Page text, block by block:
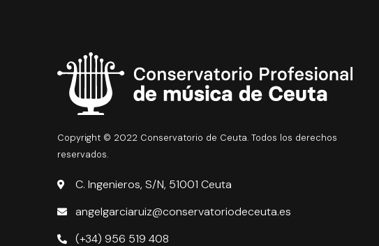
Copyright © 2022 Conservatorio de Ceuta. Todos los derechos
reservados.
C. Ingenieros, S/N, 51001 Ceuta
angelgarciaruiz@conservatoriodeceuta.es
(+34) 956 519 408